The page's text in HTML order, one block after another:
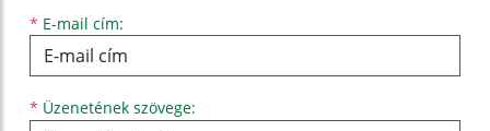
* E-mail cím:
* Üzenetének szövege: